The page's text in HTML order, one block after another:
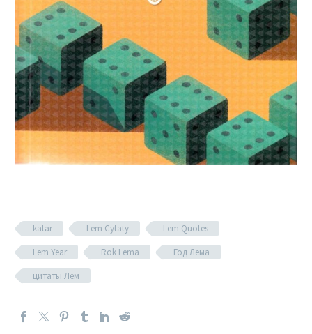
katar Lem Cytaty
Lem Quotes
Lem Year
Rok Lema
Год Лема
цитаты Лем